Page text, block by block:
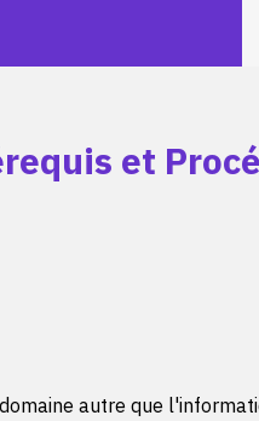
et
autre que